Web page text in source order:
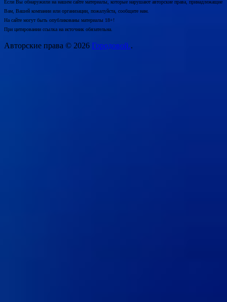
Если Вы обнаружили на нашем сайте материалы, которые нарушают авторские права, принадлежащие
Вам, Вашей компании или организации, пожалуйста, сообщите нам.
На сайте могут быть опубликованы материалы 18+!
При цитировании ссылка на источник обязательна.
Авторские права © 2026 Городовой..